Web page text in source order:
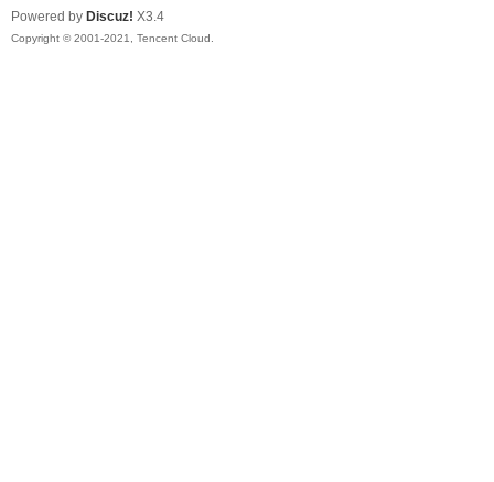
Powered by Discuz! X3.4
Copyright © 2001-2021, Tencent Cloud.